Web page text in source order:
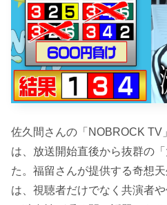
佐久間さんの「NOBROCK TV
は、放送開始直後から抜群の
た。福留さんが提供する奇想
は、視聴者だけでなく共演者